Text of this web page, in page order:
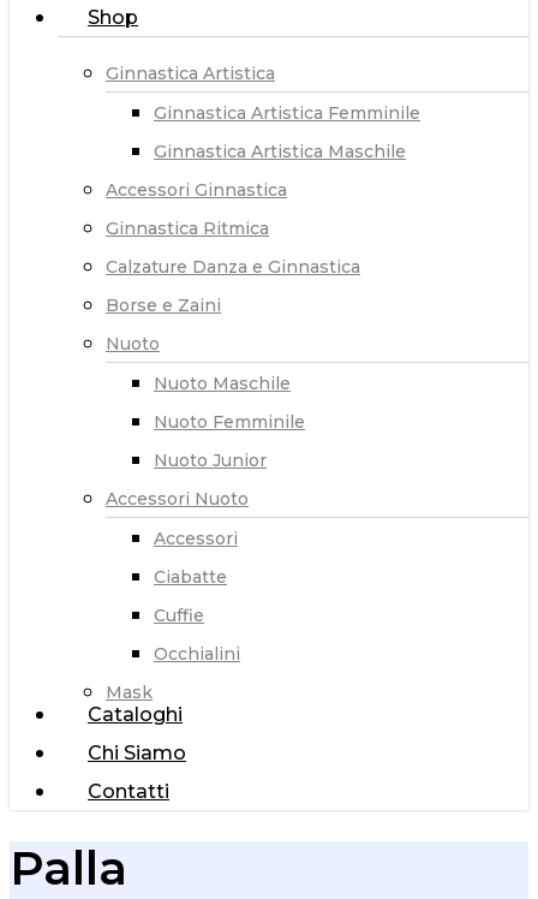
Shop
Ginnastica Artistica
Ginnastica Artistica Femminile
Ginnastica Artistica Maschile
Accessori Ginnastica
Ginnastica Ritmica
Calzature Danza e Ginnastica
Borse e Zaini
Nuoto
Nuoto Maschile
Nuoto Femminile
Nuoto Junior
Accessori Nuoto
Accessori
Ciabatte
Cuffie
Occhialini
Mask
Cataloghi
Chi Siamo
Contatti
Palla